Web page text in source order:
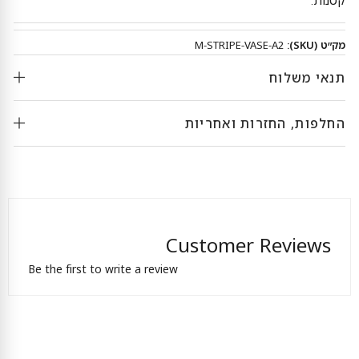
מק״ט (SKU): M-STRIPE-VASE-A2
תנאי משלוח
החלפות, החזרות ואחריות
Customer Reviews
Be the first to write a review